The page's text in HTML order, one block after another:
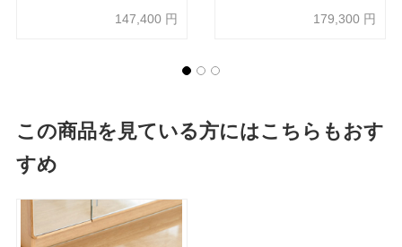
147,400 円 179,300 円
この商品を見ている方にはこちらもおす
すめ